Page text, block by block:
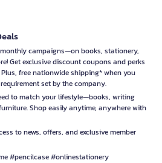
campaigns—on books, stationery,
Get exclusive discount coupons and perks
free nationwide shipping* when you
set by the company.
to match your lifestyle—books, writing
Shop easily anytime, anywhere with
to news, offers, and exclusive member
#pencilcase #onlinestationery